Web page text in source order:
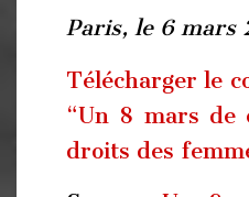
Paris, le 6 mars
Télécharger le
“Un 8 mars de
droits des